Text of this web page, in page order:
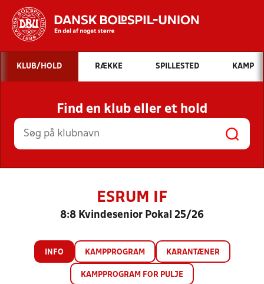
Hvad vil du søge efter?
INDHOLD OG NYHEDER
STILLINGER, RESULTATER, KLUBBER OG
HOLD
KLUB/HOLD RÆKKE SPILLESTED KAMP
Find en klub eller et hold
ESRUM IF
8:8 Kvindesenior Pokal 25/26
INFO KAMPPROGRAM KARANTÆNER
KAMPPROGRAM FOR PULJE